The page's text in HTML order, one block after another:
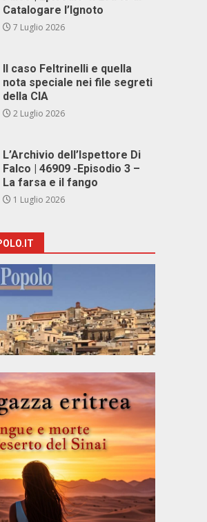
Catalogare l’Ignoto
7 Luglio 2026
Il caso Feltrinelli e quella
nota speciale nei file segreti
della CIA
2 Luglio 2026
L’Archivio dell’Ispettore Di
Falco | 46909 -Episodio 3 –
La farsa e il fango
1 Luglio 2026